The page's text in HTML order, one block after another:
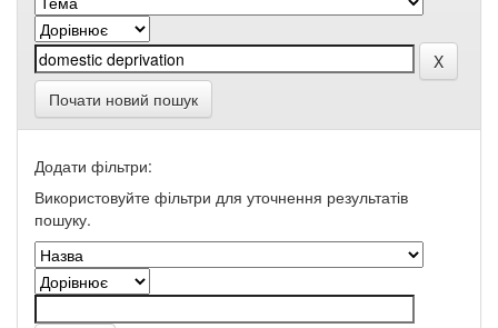
Почати новий пошук
Додати фільтри:
Використовуйте фільтри для уточнення результатів
пошуку.